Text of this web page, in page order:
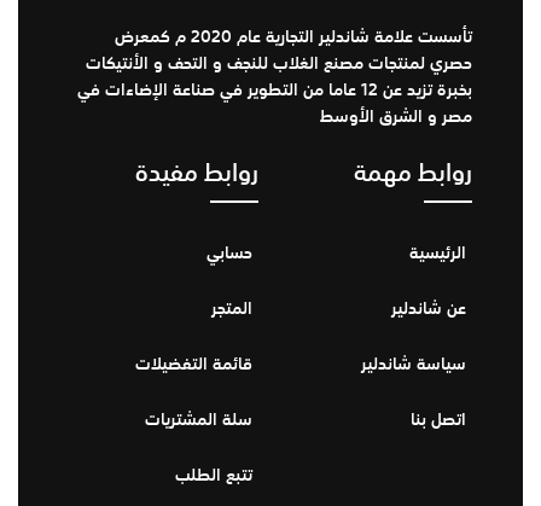
تأسست علامة شاندلير التجارية عام 2020 م كمعرض
حصري لمنتجات مصنع الغلاب للنجف و التحف و الأنتيكات
بخبرة تزيد عن 12 عاما من التطوير في صناعة الإضاءات في
مصر و الشرق الأوسط
روابط مهمة
الرئيسية
عن شاندلير
سياسة شاندلير
اتصل بنا
روابط مفيدة
حسابي
المتجر
قائمة التفضيلات
سلة المشتريات
تتبع الطلب